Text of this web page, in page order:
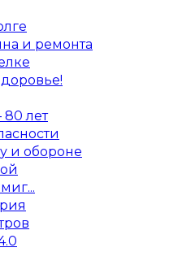
и ремонта
80 лет
и обороне